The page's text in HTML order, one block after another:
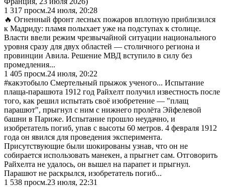
1 317 просм.24 июля, 20:28
🔥 Огненный фронт лесных пожаров вплотную приблизился
к Мадриду: пламя полыхает уже на подступах к столице.
Власти ввели режим чрезвычайной ситуации национального
уровня сразу для двух областей — столичного региона и
провинции Авила. Решение МВД вступило в силу без
промедления...
1 405 просм.24 июля, 20:22
#какэтобыло Смертельный прыжок ученого... Испытание
плаща-парашюта 1912 год Райхелт получил известность после
того, как решил испытать своё изобретение — "плащ
парашют", прыгнул с ним с нижнего пролёта Эйфелевой
башни в Париже. Испытание прошло неудачно, и
изобретатель погиб, упав с высоты 60 метров. 4 февраля 1912
года он явился для проведения эксперимента.
Присутствующие были шокированы узнав, что он не
собирается использовать манекен, а прыгнет сам. Отговорить
Райхелта не удалось, он вышел на парапет и прыгнул.
Парашют не раскрылся, изобретатель погиб...
1 538 просм.23 июля, 22:31